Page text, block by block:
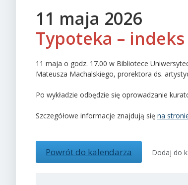
11 maja 2026
Typoteka –
11 maja o godz. 17.00 w Bibliotece
Mateusza Machalskiego, prorektora ds.
Po wykładzie odbędzie się oprowadzanie
Szczegółowe informacje znajdują się na
Powrót do kalendarza Dodaj do